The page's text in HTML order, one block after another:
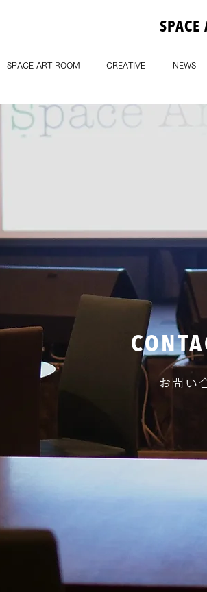
SPACE
SPACE ART ROOM NEWS
CREATIVE
お問い